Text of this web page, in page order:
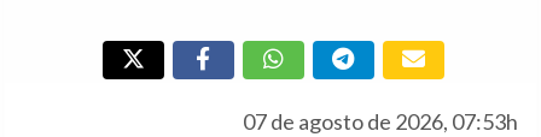
07 de agosto de 2026, 07:53h